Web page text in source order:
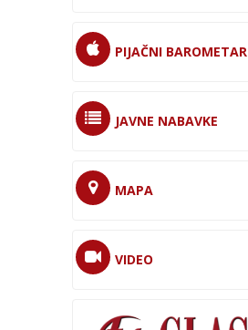
PIJAČNI BAROMETAR
JAVNE NABAVKE
MAPA
VIDEO